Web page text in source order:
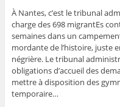
À Nantes, c’est le tribunal
charge des 698 migrantEs
semaines dans un
mordante de l’histoire, juste
négrière. Le tribunal
obligations d’accueil des
mettre à disposition des
temporaire…